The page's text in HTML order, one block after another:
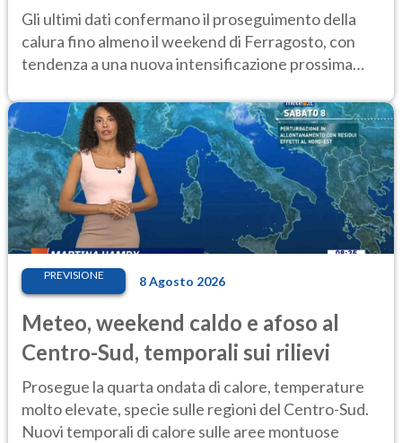
elevate
Gli ultimi dati confermano il proseguimento della
calura fino almeno il weekend di Ferragosto, con
tendenza a una nuova intensificazione prossima
PREVISIONE 8 Agosto 2026
Meteo, weekend caldo e afoso al
Centro-Sud, temporali sui rilievi
Prosegue la quarta ondata di calore, temperature
molto elevate, specie sulle regioni del Centro-Sud.
Nuovi temporali di calore sulle aree montuose